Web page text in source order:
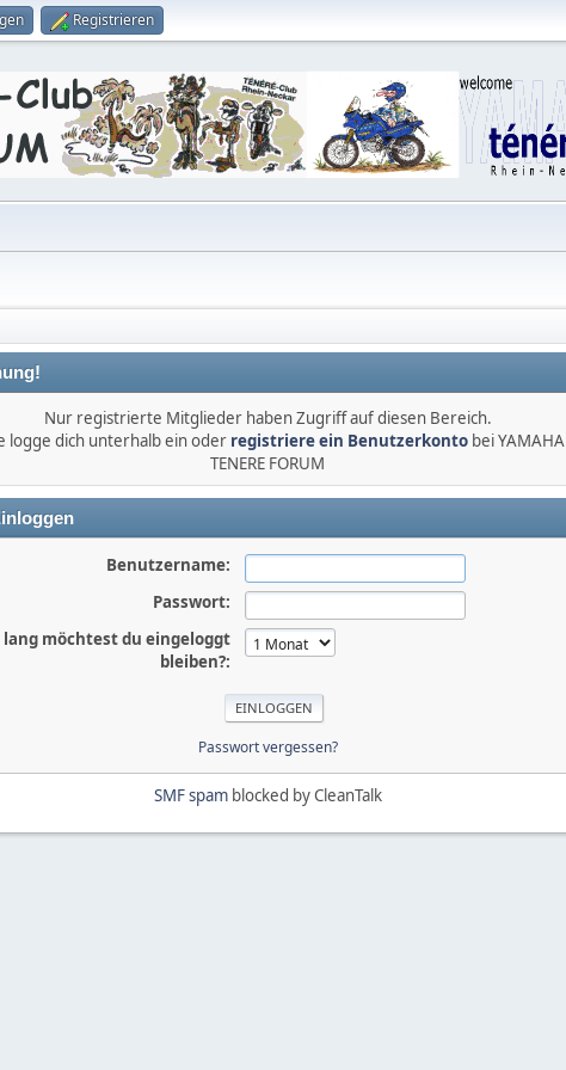
Registrieren
Nur registrierte Mitglieder haben Zugriff auf diesen Bereich.
logge dich unterhalb ein oder registriere ein Benutzerkonto bei YAMAHA
TENERE FORUM
Benutzername:
Passwort:
lang möchtest du eingeloggt
bleiben?:
Passwort vergessen?
SMF spamblocked by CleanTalk